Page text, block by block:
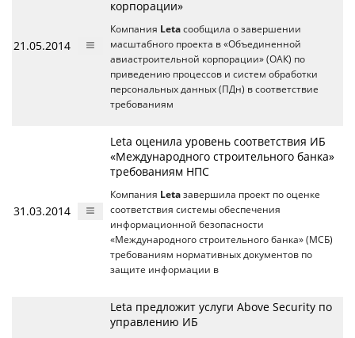
21.05.2014
корпорации»
Компания Leta сообщила о завершении
масштабного проекта в «Объединенной
авиастроительной корпорации» (ОАК) по
приведению процессов и систем обработки
персональных данных (ПДн) в соответствие
требованиям
31.03.2014
Leta оценила уровень соответствия ИБ
«Международного строительного банка»
требованиям НПС
Компания Leta завершила проект по оценке
соответствия системы обеспечения
информационной безопасности
«Международного строительного банка» (МСБ)
требованиям нормативных документов по
защите информации в
Leta предложит услуги Above Security по
управлению ИБ